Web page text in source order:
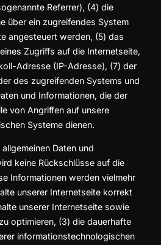
Referrer), (4) die
über ein zugreifendes System
angesteuert werden, (5) das
Zugriffs auf die Internetseite,
Adresse (IP-Adresse), (7) der
des zugreifenden Systems und
und Informationen, die der
von Angriffen auf unsere
Systeme dienen.
Daten und
keine Rückschlüsse auf die
Informationen werden vielmehr
unserer Internetseite korrekt
unserer Internetseite sowie
optimieren, (3) die dauerhafte
informationstechnologischen